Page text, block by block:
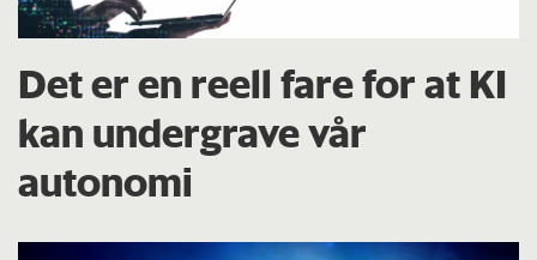
Det er en reell fare for at KI
kan undergrave vår
autonomi